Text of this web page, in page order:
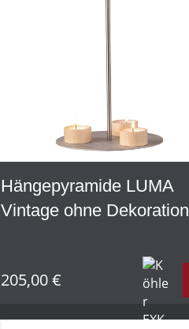
Hängepyramide LUMA
Vintage ohne Dekoration
205,00 €